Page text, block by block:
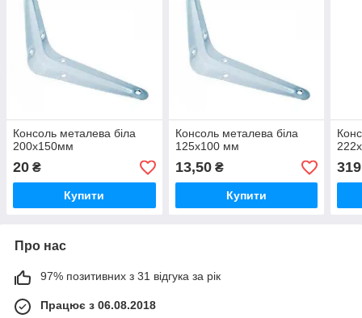
Консоль металева біла
200х150мм
20 ₴
Купити
Консоль металева біла
125х100 мм
13,50₴
Купити
319
Про нас
97% позитивних з 31 відгука за рік
Працює з 06.08.2018